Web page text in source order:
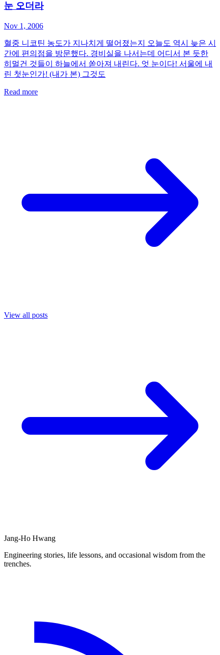
눈 오더라
Nov 1, 2006
혈중 니코틴 농도가 지나치게 떨어졌는지 오늘도 역시 늦은 시
간에 편의점을 방문했다. 경비실을 나서는데 어디서 본 듯한
히멀건 것들이 하늘에서 쏟아져 내린다. 엇 눈이다! 서울에 내
린 첫눈인가! (내가 본) 그것도
Read more
View all posts
Jang-Ho Hwang
Engineering stories, life lessons, and occasional wisdom from the
trenches.